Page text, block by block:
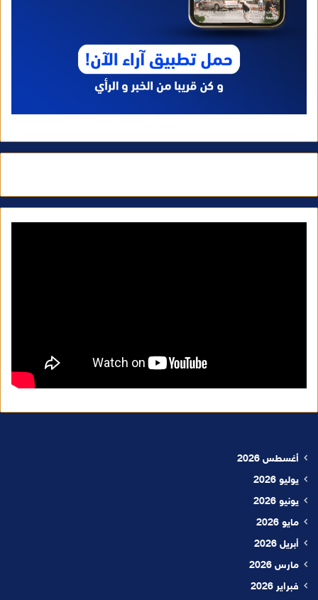
أغسطس 2026
يوليو 2026
يونيو 2026
مايو 2026
أبريل 2026
مارس 2026
فبراير 2026